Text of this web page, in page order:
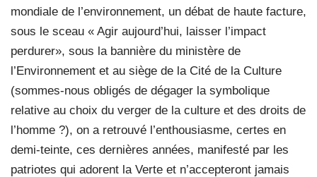
mondiale de l’environnement, un débat de haute facture,
sous le sceau « Agir aujourd’hui, laisser l’impact
perdurer», sous la bannière du ministère de
l’Environnement et au siège de la Cité de la Culture
(sommes-nous obligés de dégager la symbolique
relative au choix du verger de la culture et des droits de
l’homme ?), on a retrouvé l’enthousiasme, certes en
demi-teinte, ces dernières années, manifesté par les
patriotes qui adorent la Verte et n’accepteront jamais